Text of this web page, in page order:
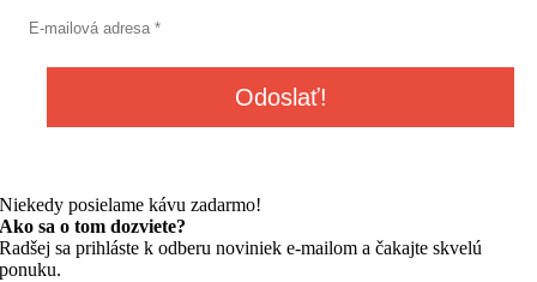
Niekedy posielame kávu zadarmo!
Ako sa o tom dozviete?
Radšej sa prihláste k odberu noviniek e-mailom a čakajte skvelú
ponuku.